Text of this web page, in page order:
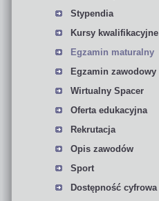
Stypendia
Kursy kwalifikacyjne
Egzamin maturalny
Egzamin zawodowy
Wirtualny Spacer
Oferta edukacyjna
Rekrutacja
Opis zawodów
Sport
Dostępność cyfrowa